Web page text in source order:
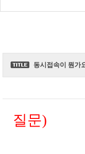
동시접속이 뭔가
질문)